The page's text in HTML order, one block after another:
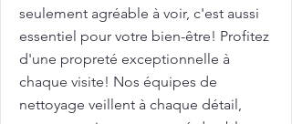
seulement agréable à voir, c'est aussi
essentiel pour votre bien-être! Profitez
d'une propreté exceptionnelle à
chaque visite! Nos équipes de
nettoyage veillent à chaque détail,